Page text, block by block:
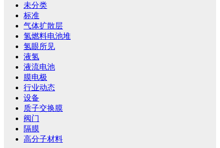
未分类
标准
气体扩散层
氢燃料电池堆
氢眼所见
液氢
液流电池
膜电极
行业动态
设备
质子交换膜
阀门
隔膜
高分子材料